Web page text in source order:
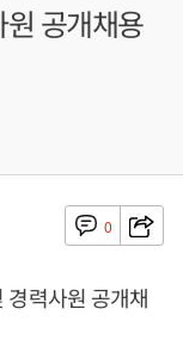
공개채용
0
력사원 공개채